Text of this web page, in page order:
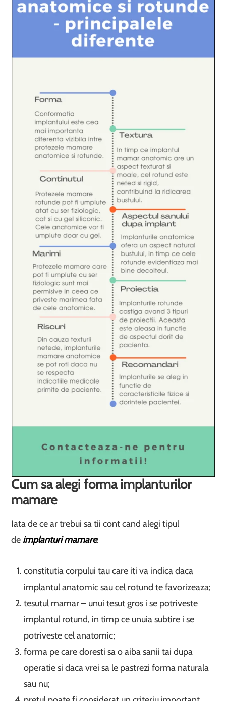
Cum sa alegi forma implanturilor
mamare
Iata de ce ar trebui sa tii cont cand alegi tipul
de implanturi mamare:
constitutia corpului tau care iti va indica daca
implantul anatomic sau cel rotund te favorizeaza;
tesutul mamar – unui tesut gros i se potriveste
implantul rotund, in timp ce unuia subtire i se
potriveste cel anatomic;
forma pe care doresti sa o aiba sanii tai dupa
operatie si daca vrei sa le pastrezi forma naturala
sau nu;